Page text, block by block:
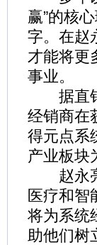
赢”的核
字。在赵
才能将更
事业。
据直销
经销商在
得元点系
产业板块
赵永亮
医疗和智
将为系统
助他们树